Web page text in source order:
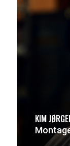
KIM